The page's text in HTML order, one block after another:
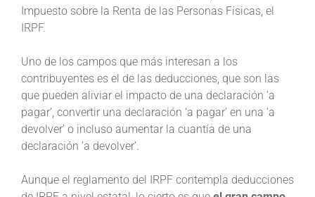
Impuesto sobre la Renta de las Personas Físicas, el
IRPF.
Uno de los campos que más interesan a los
contribuyentes es el de las deducciones, que son las
que pueden aliviar el impacto de una declaración ‘a
pagar’, convertir una declaración ‘a pagar’ en una ‘a
devolver’ o incluso aumentar la cuantía de una
declaración ‘a devolver’.
Aunque el reglamento del IRPF contempla deducciones